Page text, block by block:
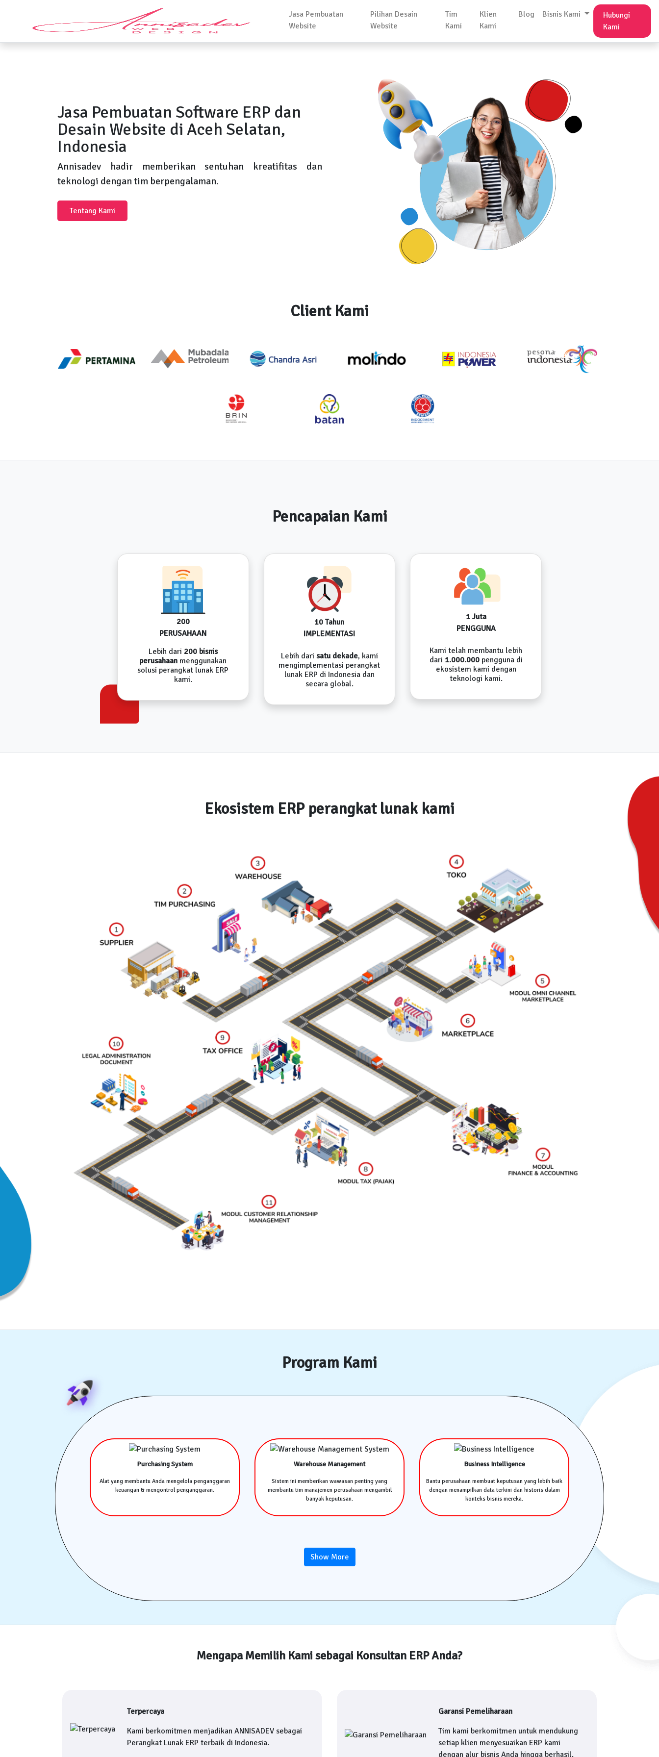
Jasa Pembuatan
Website
Pilihan Desain
Website
Tim
Kami
Klien
Kami
Blog Bisnis Kami
Hubungi
Kami
Jasa Pembuatan Software ERP dan
Desain Website di Aceh Selatan,
Indonesia
Annisadev hadir memberikan sentuhan kreatifitas dan
teknologi dengan tim berpengalaman.
Tentang Kami
Client Kami
Pencapaian Kami
200
PERUSAHAAN
Lebih dari 200 bisnis
perusahaan menggunakan
solusi perangkat lunak ERP
kami.
10 Tahun
IMPLEMENTASI
Lebih dari satu dekade, kami
mengimplementasi perangkat
lunak ERP di Indonesia dan
secara global.
1 Juta
PENGGUNA
Kami telah membantu lebih
dari 1.000.000pengguna di
ekosistem kami dengan
teknologi kami.
Ekosistem ERP perangkat lunak kami
Program Kami
Purchasing System
Alat yang membantu Anda mengelola penganggaran
keuangan & mengontrol penganggaran.
Warehouse Management
Sistem ini memberikan wawasan penting yang
membantu tim manajemen perusahaan mengambil
banyak keputusan.
Business Intelligence
Bantu perusahaan membuat keputusan yang lebih baik
dengan menampilkan data terkini dan historis dalam
konteks bisnis mereka.
Show More
Mengapa Memilih Kami sebagai Konsultan ERP Anda?
Terpercaya
Kami berkomitmen menjadikan ANNISADEV sebagai
Perangkat Lunak ERP terbaik di Indonesia.
Garansi Pemeliharaan
Tim kami berkomitmen untuk mendukung
setiap klien menyesuaikan ERP kami
dengan alur bisnis Anda hingga berhasil.